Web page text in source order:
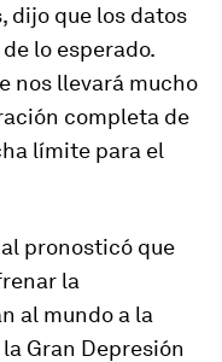
dijo que los datos
lo esperado.
nos llevará mucho
completa de
límite para el
pronosticó que
la
al mundo a la
Gran Depresión